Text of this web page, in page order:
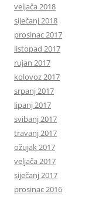
veljača 2018
siječanj 2018
prosinac 2017
listopad 2017
rujan 2017
kolovoz 2017
srpanj 2017
lipanj 2017
svibanj 2017
travanj 2017
ožujak 2017
veljača 2017
siječanj 2017
prosinac 2016